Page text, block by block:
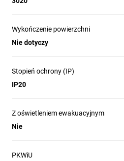
Wykończenie powierzchni
Nie dotyczy
Stopień ochrony (IP)
IP20
Z oświetleniem ewakuacyjnym
Nie
PKWiU